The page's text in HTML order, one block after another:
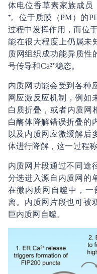
体电位香草素家族成员
⁺。位于质膜（PM）的
过程中发挥作用，而位
能在很大程度上仍属未
质网组织成功能异质性
号传导和Ca²⁺稳态。
内质网功能会受到各种
网应激反应机制，例如
白质折叠，或者内质网
白酶体降解错误折叠的
以及内质网应激缓解后
体进行降解，这一过程
内质网片段通过不同途
分选进入源自内质网的
在微内质网自噬中，一
离。内质网片段也可被
巨内质网自噬。